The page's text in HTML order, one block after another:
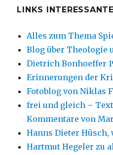
LINKS
Alles zum Thema
Blog über Theologie
Dietrich Bonhoeffer
Erinnerungen der
Fotoblog von Niklas
frei und gleich –
Kommentare von
Hanns Dieter Hüsch,
Hartmut Hegeler zu